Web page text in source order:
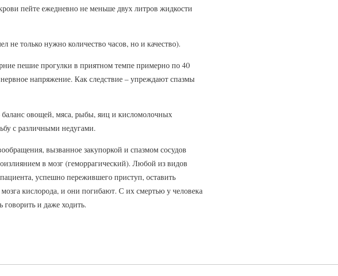
пейте ежедневно не меньше двух литров жидкости
не только нужно количество часов, но и качество).
пешие прогулки в приятном темпе примерно по 40
напряжение. Как следствие – упреждают спазмы
овощей, мяса, рыбы, яиц и кисломолочных
с различными недугами.
вызванное закупоркой и спазмом сосудов
в мозг (геморрагический). Любой из видов
успешно пережившего приступ, оставить
кислорода, и они погибают. С их смертью у человека
говорить и даже ходить.